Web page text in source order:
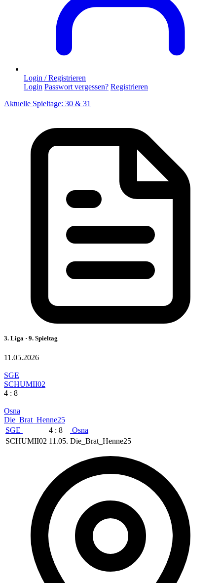
Login / Registrieren
Login Passwort vergessen? Registrieren
Aktuelle Spieltage: 30 & 31
3. Liga · 9. Spieltag
11.05.2026
SGE
SCHUMII02
4 : 8
Osna
Die_Brat_Henne25
SGE
4 : 8
Osna
SCHUMII02 11.05. Die_Brat_Henne25